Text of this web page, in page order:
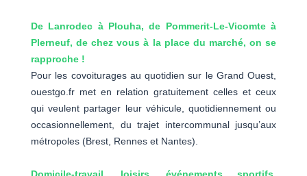
De Lanrodec à Plouha, de Pommerit-Le-Vicomte à
Plerneuf, de chez vous à la place du marché, on se
rapproche !
Pour les covoiturages au quotidien sur le Grand Ouest,
ouestgo.fr met en relation gratuitement celles et ceux
qui veulent partager leur véhicule, quotidiennement ou
occasionnellement, du trajet intercommunal jusqu’aux
métropoles (Brest, Rennes et Nantes).